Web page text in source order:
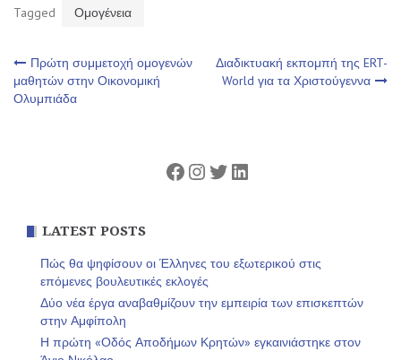
Tagged Ομογένεια
Πλοήγηση
άρθρων
Πρώτη συμμετοχή ομογενών
μαθητών στην Οικονομική
Ολυμπιάδα
Διαδικτυακή εκπομπή της ERT-
World για τα Χριστούγεννα
Facebook
Instagram
Twitter
Linkedin
LATEST POSTS
Πώς θα ψηφίσουν οι Έλληνες του εξωτερικού στις
επόμενες βουλευτικές εκλογές
Δύο νέα έργα αναβαθμίζουν την εμπειρία των επισκεπτών
στην Αμφίπολη
Η πρώτη «Οδός Αποδήμων Κρητών» εγκαινιάστηκε στον